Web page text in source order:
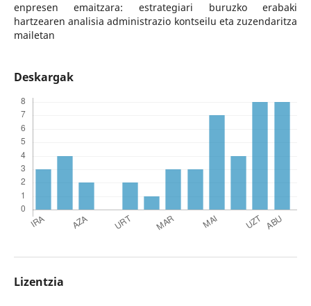
enpresen emaitzara: estrategiari buruzko erabaki
hartzearen analisia administrazio kontseilu eta zuzendaritza
mailetan
Deskargak
Lizentzia